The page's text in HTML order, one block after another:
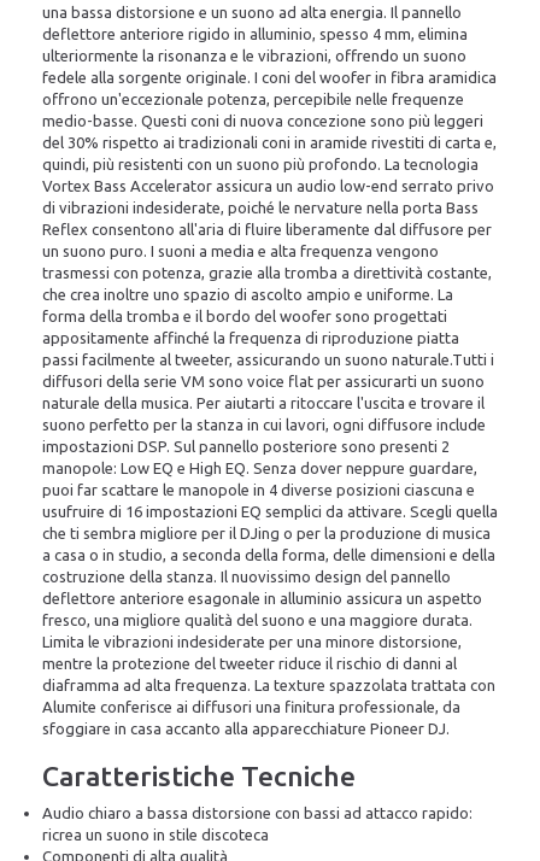
una bassa distorsione e un suono ad alta energia. Il pannello
deflettore anteriore rigido in alluminio, spesso 4 mm, elimina
ulteriormente la risonanza e le vibrazioni, offrendo un suono
fedele alla sorgente originale. I coni del woofer in fibra aramidica
offrono un'eccezionale potenza, percepibile nelle frequenze
medio-basse. Questi coni di nuova concezione sono più leggeri
del 30% rispetto ai tradizionali coni in aramide rivestiti di carta e,
quindi, più resistenti con un suono più profondo. La tecnologia
Vortex Bass Accelerator assicura un audio low-end serrato privo
di vibrazioni indesiderate, poiché le nervature nella porta Bass
Reflex consentono all'aria di fluire liberamente dal diffusore per
un suono puro. I suoni a media e alta frequenza vengono
trasmessi con potenza, grazie alla tromba a direttività costante,
che crea inoltre uno spazio di ascolto ampio e uniforme. La
forma della tromba e il bordo del woofer sono progettati
appositamente affinché la frequenza di riproduzione piatta
passi facilmente al tweeter, assicurando un suono naturale.Tutti i
diffusori della serie VM sono voice flat per assicurarti un suono
naturale della musica. Per aiutarti a ritoccare l'uscita e trovare il
suono perfetto per la stanza in cui lavori, ogni diffusore include
impostazioni DSP. Sul pannello posteriore sono presenti 2
manopole: Low EQ e High EQ. Senza dover neppure guardare,
puoi far scattare le manopole in 4 diverse posizioni ciascuna e
usufruire di 16 impostazioni EQ semplici da attivare. Scegli quella
che ti sembra migliore per il DJing o per la produzione di musica
a casa o in studio, a seconda della forma, delle dimensioni e della
costruzione della stanza. Il nuovissimo design del pannello
deflettore anteriore esagonale in alluminio assicura un aspetto
fresco, una migliore qualità del suono e una maggiore durata.
Limita le vibrazioni indesiderate per una minore distorsione,
mentre la protezione del tweeter riduce il rischio di danni al
diaframma ad alta frequenza. La texture spazzolata trattata con
Alumite conferisce ai diffusori una finitura professionale, da
sfoggiare in casa accanto alla apparecchiature Pioneer DJ.
Caratteristiche Tecniche
Audio chiaro a bassa distorsione con bassi ad attacco rapido:
ricrea un suono in stile discoteca
Componenti di alta qualità